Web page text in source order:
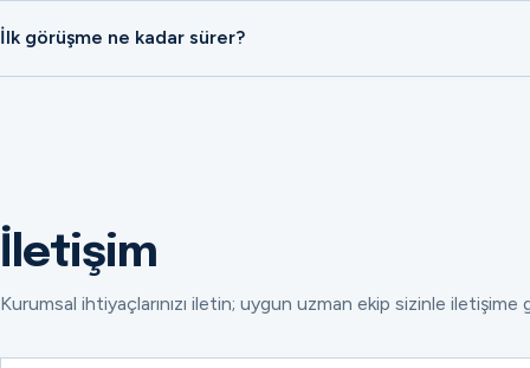
İlk görüşme ne kadar sürer?
İletişim
Kurumsal ihtiyaçlarınızı iletin; uygun uzman ekip sizinle iletişime